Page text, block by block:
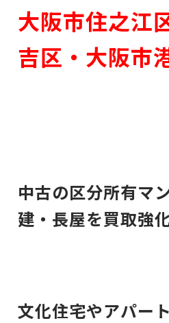
大阪市住之江
吉区・大阪市
中古の区分所有マ
建・長屋を買取強
文化住宅やアパー